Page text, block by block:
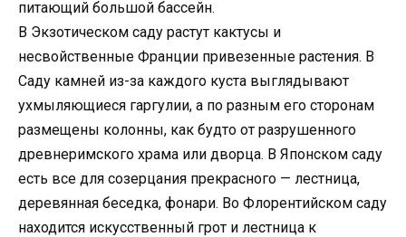
питающий большой бассейн.
В Экзотическом саду растут кактусы и
несвойственные Франции привезенные растения. В
Саду камней из-за каждого куста выглядывают
ухмыляющиеся гаргулии, а по разным его сторонам
размещены колонны, как будто от разрушенного
древнеримского храма или дворца. В Японском саду
есть все для созерцания прекрасного — лестница,
деревянная беседка, фонари. Во Флорентийском саду
находится искусственный грот и лестница к